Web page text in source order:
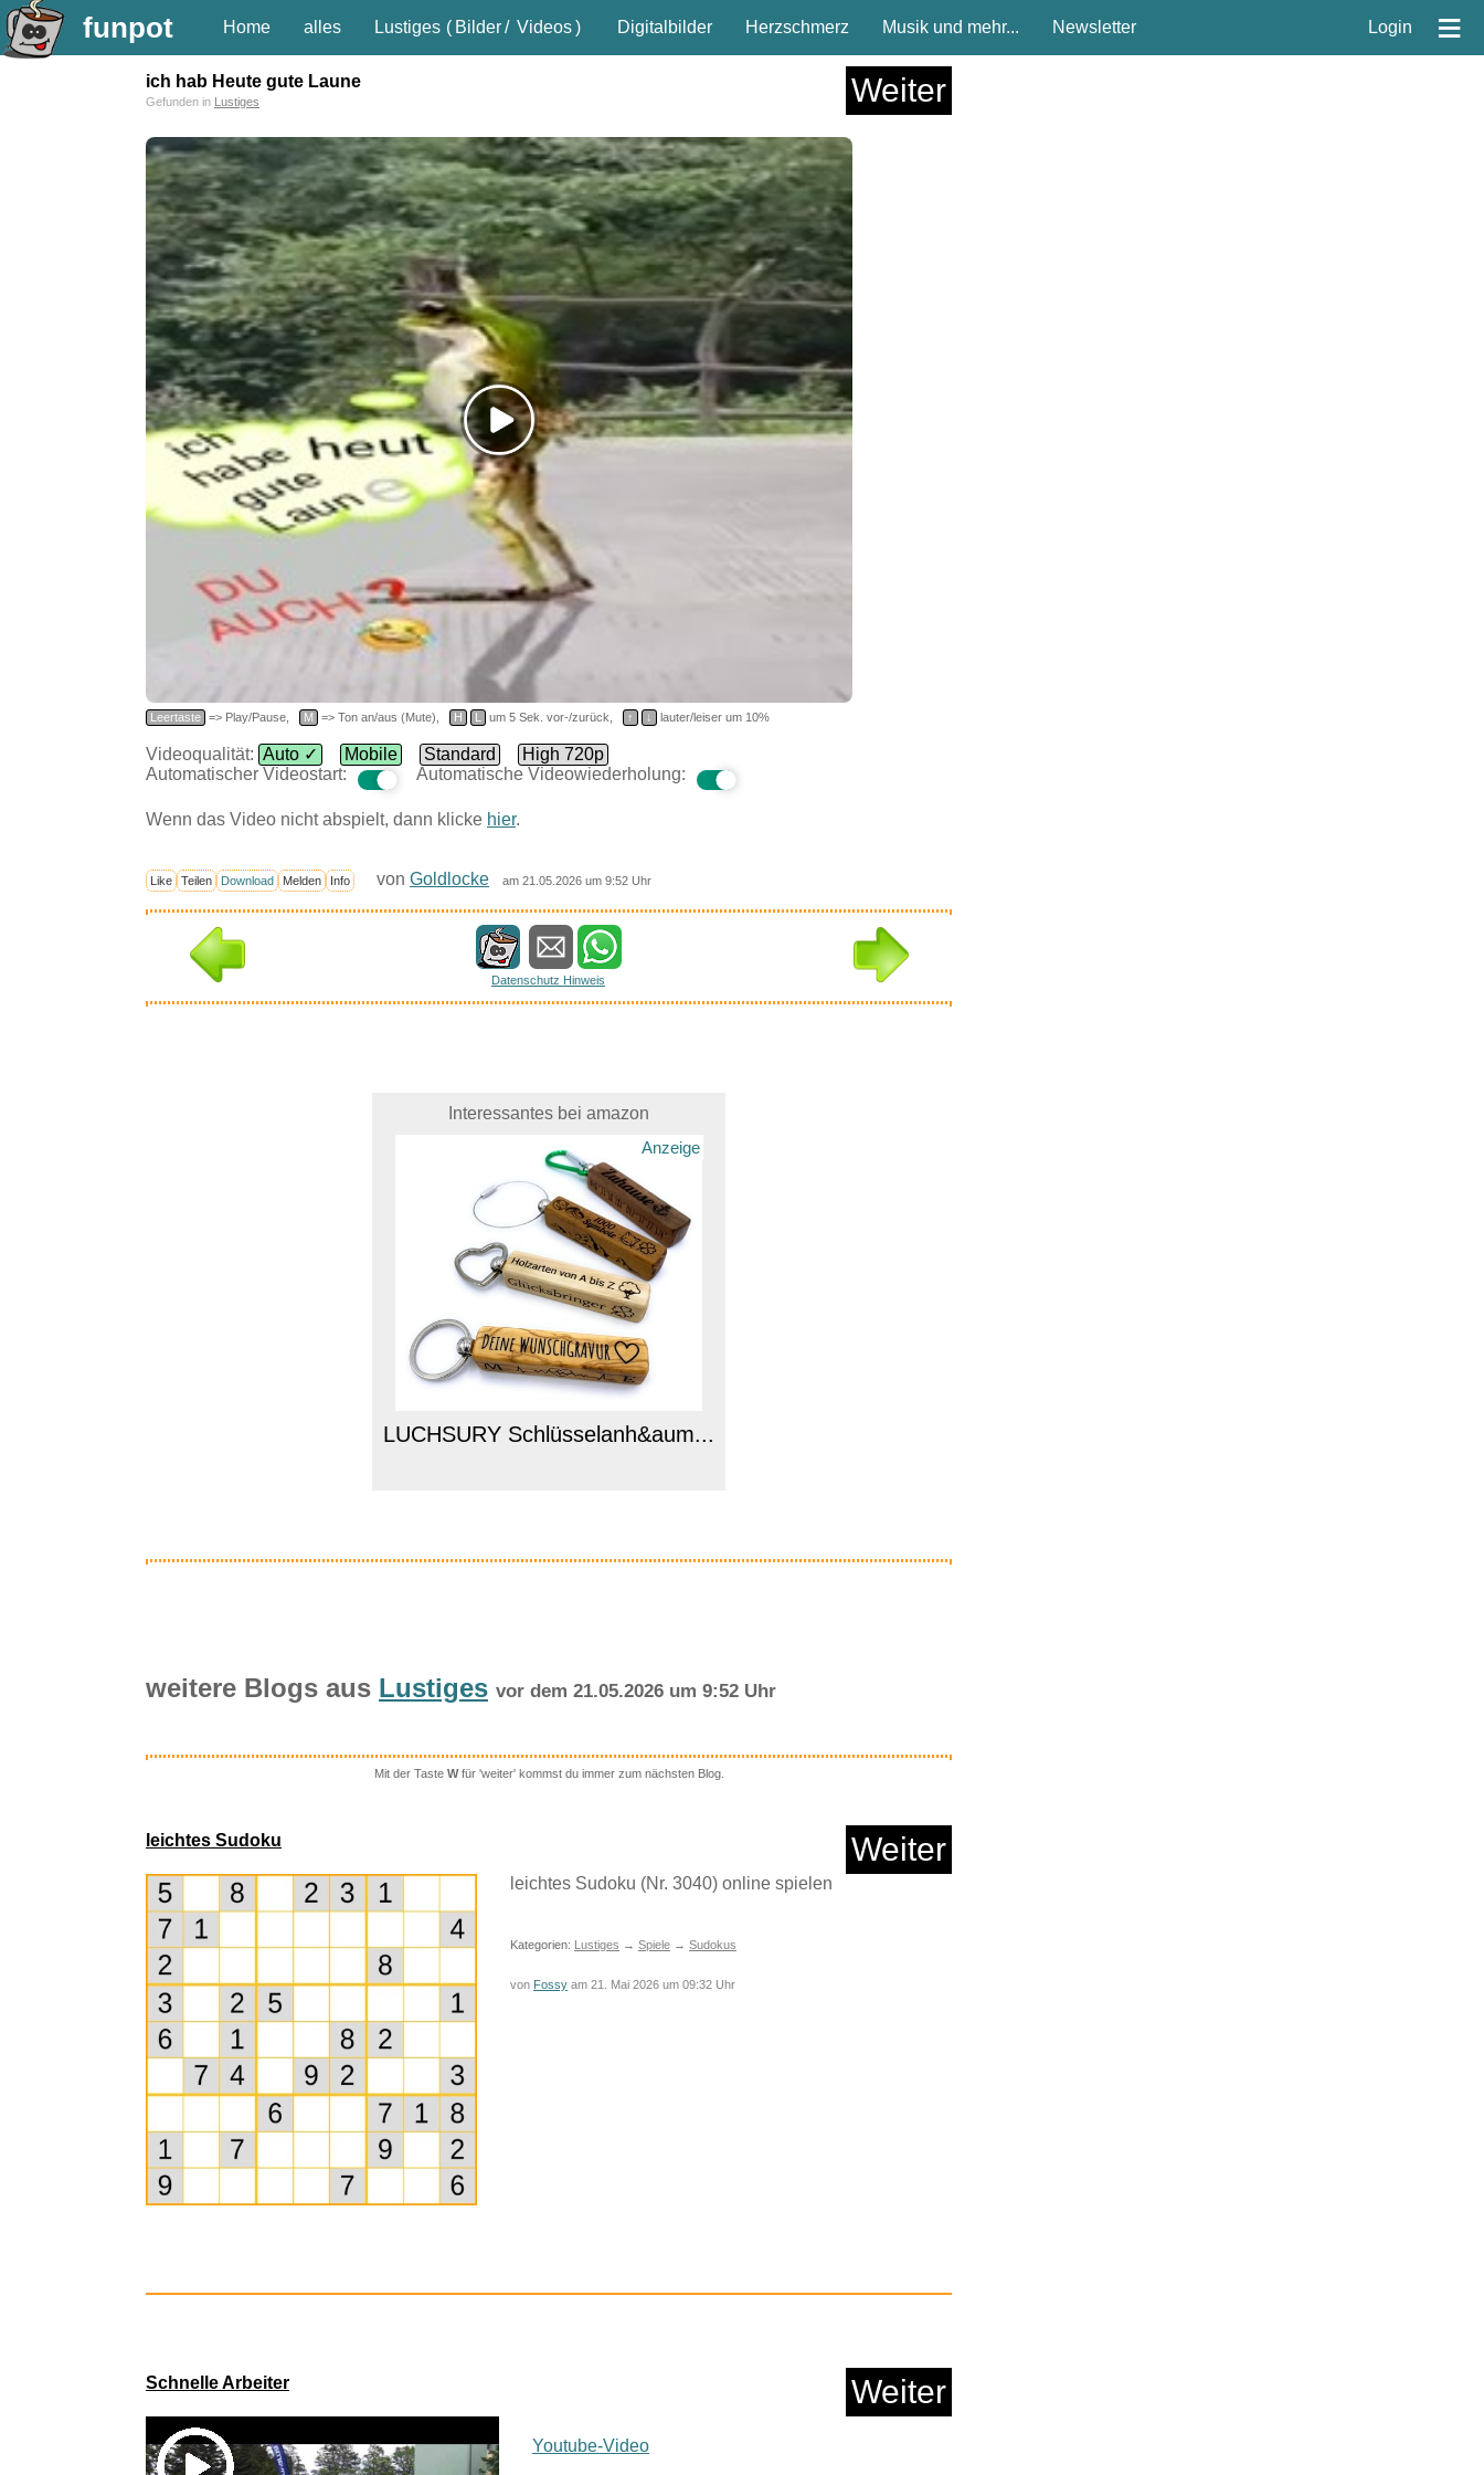
funpot Home alles Lustiges ( Bilder/ Videos) Digitalbilder Herzschmerz Musik und mehr... Newsletter Login ≡
ich hab Heute gute Laune Weiter
Gefunden in Lustiges
Leertaste => Play/Pause, M => Ton an/aus (Mute), H L um 5 Sek. vor-/zurück, ↑ ↓ lauter/leiser um 10%
Videoqualität: Auto ✓ Mobile Standard
High 720p
Automatischer Videostart:
Automatische Videowiederholung:
Wenn das Video nicht abspielt, dann klicke hier.
Like Teilen Download Melden Info von Goldlocke am 21.05.2026 um 9:52 Uhr
Datenschutz Hinweis
Interessantes bei amazon
Anzeige
LUCHSURY Schlüsselanh&aum...
Anzeige
OASE ORGANIX Colour Flakes
weitere Blogs aus Lustiges vor dem 21.05.2026 um 9:52 Uhr
Mit der Taste Wfür 'weiter' kommst du immer zum nächsten Blog.
leichtes Sudoku Weiter
leichtes Sudoku (Nr. 3040) online spielen
Kategorien: Lustiges → Spiele → Sudokus
von Fossy am 21. Mai 2026 um 09:32 Uhr
Schnelle Arbeiter Weiter
Youtube-Video